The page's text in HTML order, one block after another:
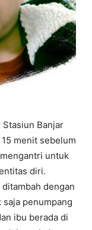
Stasiun Banjar
menit sebelum
untuk
diri.
dengan
saja penumpang
ibu berada di